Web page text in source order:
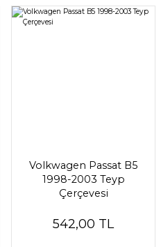
Volkwagen Passat B5
1998-2003 Teyp
Çerçevesi
542,00 TL